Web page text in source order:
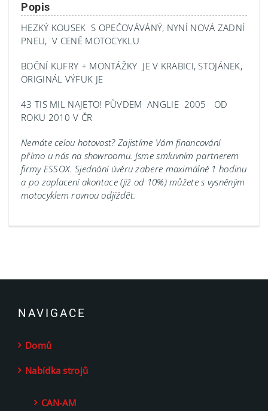
Popis
HEZKÝ KOUSEK S OPEČOVÁVÁNÝ, NYNÍ NOVÁ ZADNÍ
PNEU, V CENĚ MOTOCYKLU
BOČNÍ KUFRY + MONTÁŽKY JE V KRABICI, STOJÁNEK,
ORIGINÁL VÝFUK JE
43 TIS MIL NAJETO! PŮVDEM ANGLIE 2005 OD
ROKU 2010 V ČR
Nemáte celou hotovost? Zajistíme Vám financování
přímo u nás na showroomu. Jsme smluvním partnerem
firmy ESSOX. Sjednání úvěru zabere maximálně 1 hodinu
a po zaplacení akontace (již od 10%) můžete s vysněným
motocyklem rovnou odjíždět.
NAVIGACE
Domů
Nabídka strojů
CAN-AM